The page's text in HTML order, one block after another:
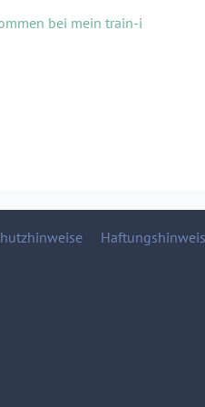
bei mein train-i
Haftungshinweis